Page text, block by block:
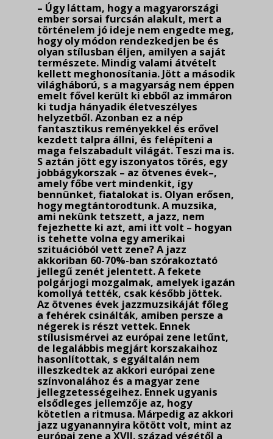
– Úgy láttam, hogy a magyarországi
ember sorsai furcsán alakult, mert a
történelem jó ideje nem engedte meg,
hogy oly módon rendezkedjen be és
olyan stílusban éljen, amilyen a saját
természete. Mindig valami átvételt
kellett meghonosítania. Jött a második
világháború, s a magyarság nem éppen
emelt fővel került ki ebből az immáron
ki tudja hányadik életveszélyes
helyzetből. Azonban ez a nép
fantasztikus reményekkel és erővel
kezdett talpra állni, és fel­épí­teni a
maga felszabadult világát. Teszi ma is.
S aztán jött egy iszonyatos törés, egy
jobbágy­korszak – az ötvenes évek–,
amely főbe vert mindenkit, így
bennünket, fiatalokat is. Olyan erősen,
hogy megtántorodtunk. A muzsika,
ami nekünk tetszett, a jazz, nem
fejezhette ki azt, ami itt volt – hogyan
is tehette volna egy amerikai
szituációból vett zene? A jazz
akkoriban 60-70%-ban szórakoztató
jellegű zenét jelentett. A fekete
polgárjogi mozgalmak, amelyek igazán
komollyá tették, csak később jöttek.
Az ötvenes évek jazzmuzsikáját főleg
a fehérek csinálták, amiben persze a
négerek is részt vettek. Ennek
stílusismérvei az európai zene letűnt,
de leg­alábbis megjárt korszakaihoz
hasonlítottak, s egyáltalán nem
illeszkedtek az akkori európai ze­ne
színvonalához és a magyar zene
jellegzetességeihez. Ennek ugyanis
elsődleges jellemzője az, hogy
kötetlen a ritmusa. Márpedig az akkori
jazz ugyanannyira kötött volt, mint az
európai zene a XVII. század végétől a